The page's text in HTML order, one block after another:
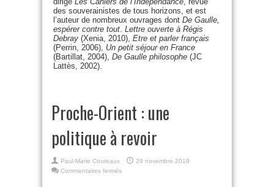
des souverainistes de tous horizons, et est
l’auteur de nombreux ouvrages dont De Gaulle,
espérer contre tout. Lettre ouverte à Régis
Debray (Xenia, 2010), Etre et parler français
(Perrin, 2006), Un petit séjour en France
(Bartillat, 2004), De Gaulle philosophe (JC
Lattès, 2002).
Proche-Orient : une
politique à revoir
Paul-Marie Couteaux
29 novembre 2019
Commentaires fermés